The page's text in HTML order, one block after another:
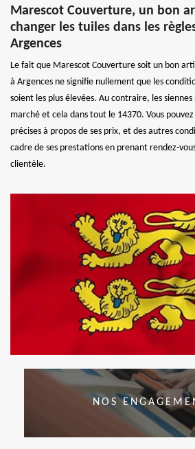
Marescot Couverture, un bon
changer les tuiles dans les
Argences
Le fait que Marescot Couverture soit un bon
à Argences ne signifie nullement que les
soient les plus élevées. Au contraire, les
marché et cela dans tout le 14370. Vous
précises à propos de ses prix, et des autres
cadre de ses prestations en prenant rendez-
clientèle.
NOS